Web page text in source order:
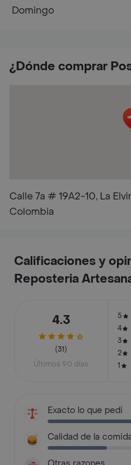
¿Dónde comprar
Calle 7a # 19A2-10, La
Colombia
Domingo
Calificaciones y
Reposteria
4.3
(31)
Últimos 90 días
5
4
3
2
1
Exacto lo que pedi
Calidad de la